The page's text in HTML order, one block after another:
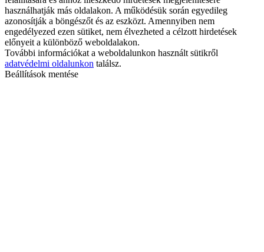
használhatják más oldalakon. A működésük során egyedileg
azonosítják a böngészőt és az eszközt. Amennyiben nem
engedélyezed ezen sütiket, nem élvezheted a célzott hirdetések
előnyeit a különböző weboldalakon.
További információkat a weboldalunkon használt sütikről
adatvédelmi oldalunkon találsz.
Beállítások mentése